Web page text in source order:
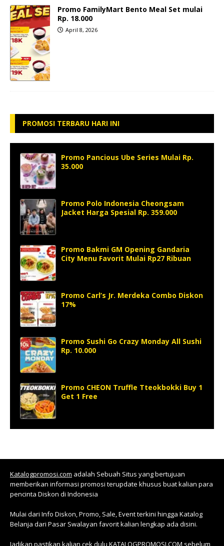
Promo FamilyMart Bento Meal Set mulai
Rp. 18.000
April 8, 2026
PROMOSI TERBARU HARI INI
Promo Pancious Ube Series Mulai Rp.
35.000
Promo Polo Indonesia Cheongsam
Jacket Harga Spesial Rp. 359.000
Promo Bakmi GM Opening Gandaria
City Menu Favorit Mulai Rp27 Ribuan
Promo Carl’s Jr. Merdeka Combo Diskon
17%
Promo Sushi Go Crazy Monday All Sushi
Rp. 10.000
Promo CHEON Truffle Tteokbokki Buy 1
Get 1 Free
Katalogpromosi.com adalah Sebuah Situs yang bertujuan
memberikan informasi promosi terupdate khusus buat kalian para
pencinta Diskon di Indonesia
Mulai dari Info Diskon, Promo, Sale, Event terkini hingga Katalog
Belanja dari Pasar Swalayan favorit kalian lengkap ada disini.
Jadikan pastikan kalian cek dulu KATALOGPROMOSI.COM sebelum